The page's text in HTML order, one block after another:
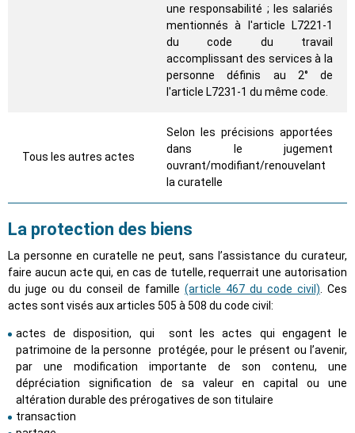
une responsabilité ; les salariés
mentionnés à l'article L7221-1
du code du travail
accomplissant des services à la
personne définis au 2° de
l'article L7231-1 du même code.
Tous les autres actes
Selon les précisions apportées
dans le jugement
ouvrant/modifiant/renouvelant
la curatelle
La protection des biens
La personne en curatelle ne peut, sans l’assistance du curateur,
faire aucun acte qui, en cas de tutelle, requerrait une autorisation
du juge ou du conseil de famille (article 467 du code civil). Ces
actes sont visés aux articles 505 à 508 du code civil:
actes de disposition, qui sont les actes qui engagent le
patrimoine de la personne protégée, pour le présent ou l’avenir,
par une modification importante de son contenu, une
dépréciation signification de sa valeur en capital ou une
altération durable des prérogatives de son titulaire
transaction